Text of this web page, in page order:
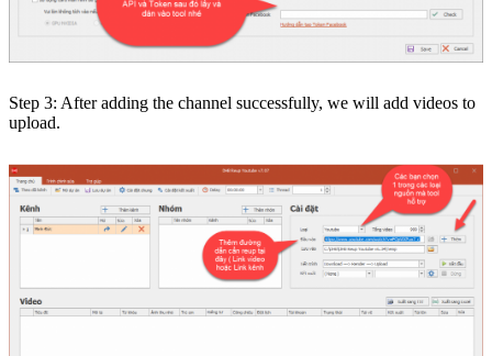
Step 3: After adding the channel successfully, we will add videos to
upload.